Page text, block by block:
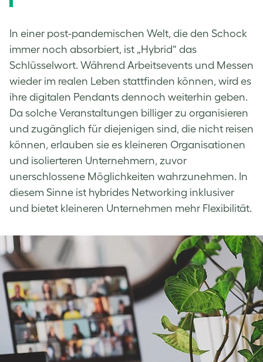
In einer post-pandemischen Welt, die den Schock
immer noch absorbiert, ist „Hybrid“ das
Schlüsselwort. Während Arbeitsevents und Messen
wieder im realen Leben stattfinden können, wird es
ihre digitalen Pendants dennoch weiterhin geben.
Da solche Veranstaltungen billiger zu organisieren
und zugänglich für diejenigen sind, die nicht reisen
können, erlauben sie es kleineren Organisationen
und isolierteren Unternehmern, zuvor
unerschlossene Möglichkeiten wahrzunehmen. In
diesem Sinne ist hybrides Networking inklusiver
und bietet kleineren Unternehmen mehr Flexibilität.